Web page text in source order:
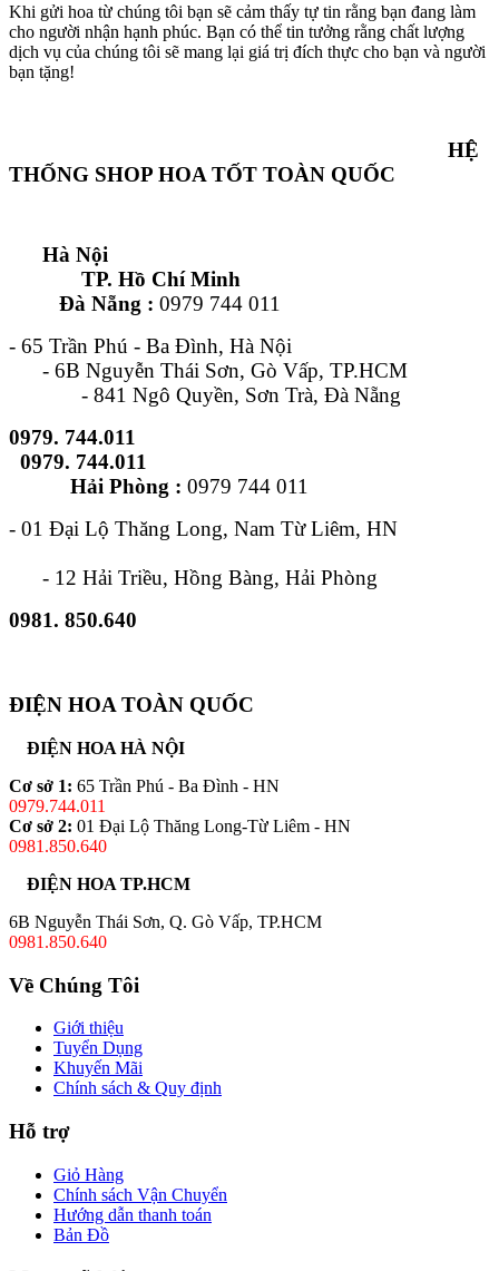
Khi gửi hoa từ chúng tôi bạn sẽ cảm thấy tự tin rằng bạn đang làm
cho người nhận hạnh phúc. Bạn có thể tin tưởng rằng chất lượng
dịch vụ của chúng tôi sẽ mang lại giá trị đích thực cho bạn và người
bạn tặng!
HỆ
THỐNG SHOP HOA TỐT TOÀN QUỐC
Hà Nội
TP. Hồ Chí Minh
Đà Nẵng : 0979 744 011
- 65 Trần Phú - Ba Đình, Hà Nội
- 6B Nguyễn Thái Sơn, Gò Vấp, TP.HCM
- 841 Ngô Quyền, Sơn Trà, Đà Nẵng
0979. 744.011
0979. 744.011
Hải Phòng : 0979 744 011
- 01 Đại Lộ Thăng Long, Nam Từ Liêm, HN
- 12 Hải Triều, Hồng Bàng, Hải Phòng
0981. 850.640
ĐIỆN HOA TOÀN QUỐC
ĐIỆN HOA HÀ NỘI
Cơ sở 1: 65 Trần Phú - Ba Đình - HN
0979.744.011
Cơ sở 2: 01 Đại Lộ Thăng Long-Từ Liêm - HN
0981.850.640
ĐIỆN HOA TP.HCM
6B Nguyễn Thái Sơn, Q. Gò Vấp, TP.HCM
0981.850.640
Về Chúng Tôi
Giới thiệu
Tuyển Dụng
Khuyến Mãi
Chính sách & Quy định
Hỗ trợ
Giỏ Hàng
Chính sách Vận Chuyển
Hướng dẫn thanh toán
Bản Đồ